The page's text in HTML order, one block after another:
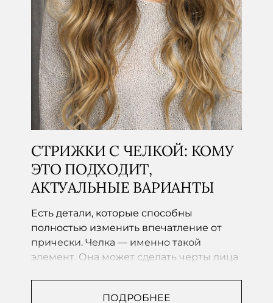
СТРИЖКИ С ЧЕЛКОЙ: КОМУ
ЭТО ПОДХОДИТ,
АКТУАЛЬНЫЕ ВАРИАНТЫ
Есть детали, которые способны
полностью изменить впечатление от
прически. Челка — именно такой
элемент. Она может сделать черты лица
ПОДРОБНЕЕ